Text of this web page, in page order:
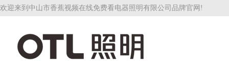
欢迎来到中山市香蕉视频在线免费看电器照明有限公司品牌官网!